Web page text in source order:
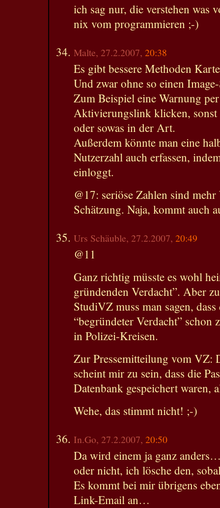
ich sag nur, die verstehen was
nix vom programmieren ;-)
Malte, 27.2.2007, 20:38
Es gibt bessere Methoden
Und zwar ohne so einen
Zum Beispiel eine Warnung
Aktivierungslink klicken, sonst
oder sowas in der Art.
Außerdem könnte man eine
Nutzerzahl auch erfassen,
einloggt.
@17: seriöse Zahlen sind
Schätzung. Naja, kommt auch
Urs Schäuble, 27.2.2007, 20:49
@11
Ganz richtig müsste es wohl
gründenden Verdacht”. Aber
StudiVZ muss man sagen,
“begründeter Verdacht” schon
in Polizei-Kreisen.
Zur Pressemitteilung vom VZ:
scheint mir zu sein, dass die
Datenbank gespeichert waren,
Wehe, das stimmt nicht! ;-)
In.Go, 27.2.2007, 20:50
Da wird einem ja ganz
oder nicht, ich lösche den,
Es kommt bei mir übrigens
Link-Email an…